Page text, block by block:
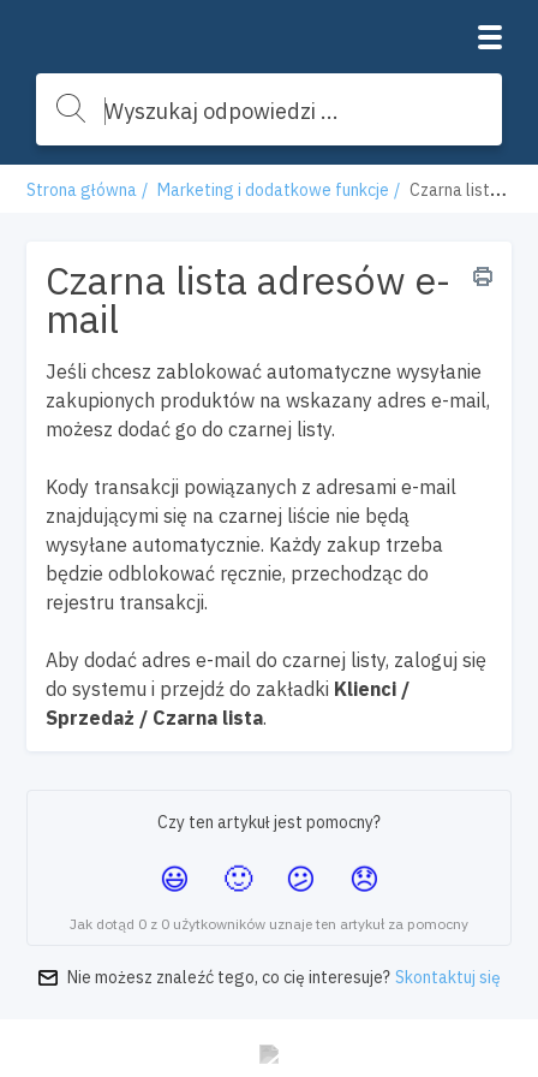
Strona główna Marketing i dodatkowe funkcje Czarna lista adresów e-mail
Czarna lista adresów e-
mail
Jeśli chcesz zablokować automatyczne wysyłanie
zakupionych produktów na wskazany adres e-mail,
możesz dodać go do czarnej listy.
Kody transakcji powiązanych z adresami e-mail
znajdującymi się na czarnej liście nie będą
wysyłane automatycznie. Każdy zakup trzeba
będzie odblokować ręcznie, przechodząc do
rejestru transakcji.
Aby dodać adres e-mail do czarnej listy, zaloguj się
do systemu i przejdź do zakładki Klienci /
Sprzedaż / Czarna lista.
Czy ten artykuł jest pomocny?
Jak dotąd 0 z 0 użytkowników uznaje ten artykuł za pomocny
Nie możesz znaleźć tego, co cię interesuje? Skontaktuj się